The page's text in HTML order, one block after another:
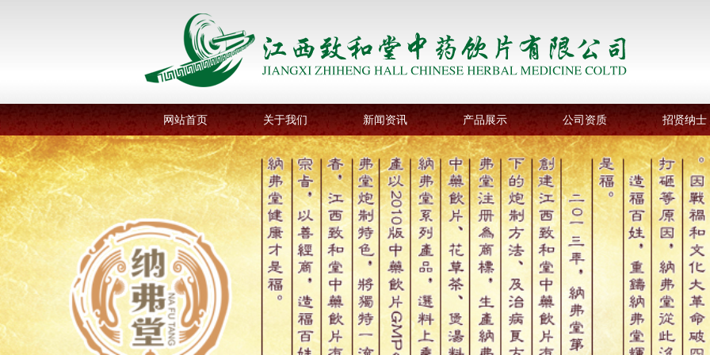
网站首页 关于我们 新闻资讯 产品展示 公司资质 招贤纳士